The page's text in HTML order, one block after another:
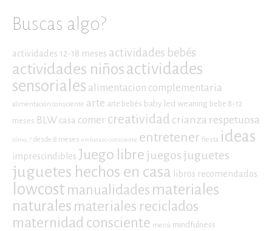
Buscas algo?
actividades 12-18 meses actividades bebés
actividades niñosactividades
sensoriales alimentacion complementaria
alimentación consciente arte arte bebés baby led weaning bebe 8-12
meses BLW casa comer creatividad crianza respetuosa
cómo...? desde 8 meses embarazo consciente entretener fiesta ideas
imprescindibles Juego librejuegosjuguetes
juguetes hechos en casa libros recomendados
lowcost manualidades materiales
naturales materiales reciclados
maternidad consciente menú mindfulness